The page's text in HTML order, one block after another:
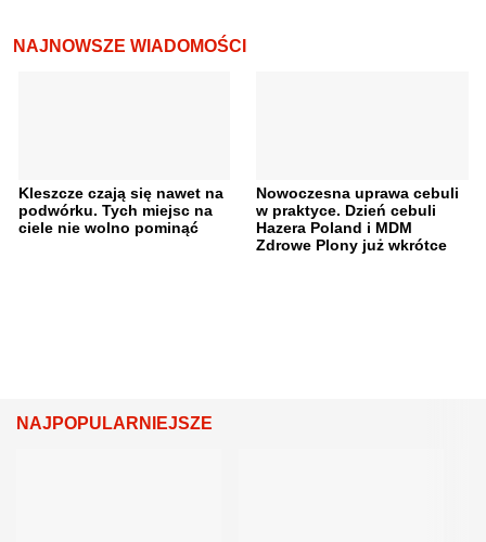
NAJNOWSZE WIADOMOŚCI
Kleszcze czają się nawet na
podwórku. Tych miejsc na
ciele nie wolno pominąć
Nowoczesna uprawa cebuli
w praktyce. Dzień cebuli
Hazera Poland i MDM
Zdrowe Plony już wkrótce
NAJPOPULARNIEJSZE